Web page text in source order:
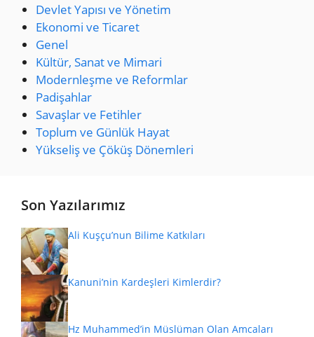
Devlet Yapısı ve Yönetim
Ekonomi ve Ticaret
Genel
Kültür, Sanat ve Mimari
Modernleşme ve Reformlar
Padişahlar
Savaşlar ve Fetihler
Toplum ve Günlük Hayat
Yükseliş ve Çöküş Dönemleri
Son Yazılarımız
Ali Kuşçu’nun Bilime Katkıları
Kanuni’nin Kardeşleri Kimlerdir?
Hz Muhammed’in Müslüman Olan Amcaları